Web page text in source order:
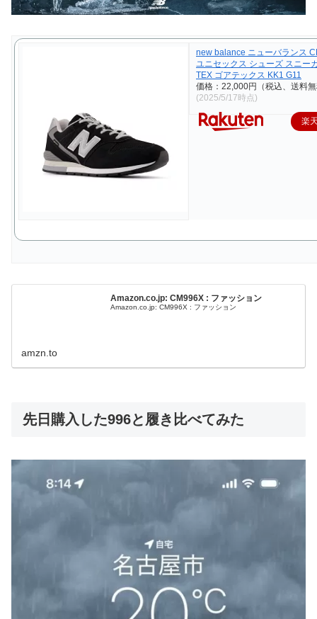
new balance ニューバランス
ユニセックス シューズ スニー
TEX ゴアテックス KK1 G11
価格：22,000円（税込、送料
(2025/5/17時点)
楽
Amazon.co.jp: CM996X : ファッション
Amazon.co.jp: CM996X : ファッション
amzn.to
先日購入した996と履き比べてみた